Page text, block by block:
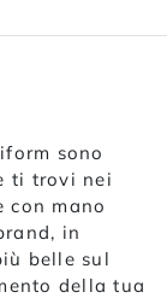
sono
ti trovi nei
con mano
in
belle sul
della tua